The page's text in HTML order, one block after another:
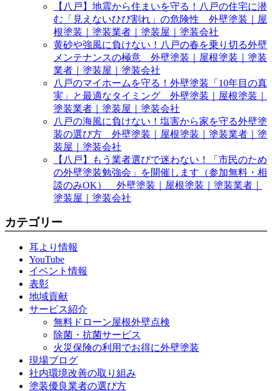
【八戸】地震から住まいを守る！八戸の住宅に潜
む「見えないひび割れ」の危険性 外壁塗装｜屋
根塗装｜塗装業者｜塗装屋｜塗装会社
黄砂や強風に負けない！八戸の春を乗り切る外壁
メンテナンスの極意 外壁塗装｜屋根塗装｜塗装
業者｜塗装屋｜塗装会社
八戸のマイホームを守る！外壁塗装「10年目の真
実」と最適なタイミング 外壁塗装｜屋根塗装｜
塗装業者｜塗装屋｜塗装会社
八戸の海風に負けない！塩害から家を守る外壁塗
装の選び方 外壁塗装｜屋根塗装｜塗装業者｜塗
装屋｜塗装会社
【八戸】もう業者選びで迷わない！「市民のため
の外壁塗装勉強会」を開催します（参加無料・相
談のみOK） 外壁塗装｜屋根塗装｜塗装業者｜
塗装屋｜塗装会社
カテゴリー
耳より情報
YouTube
イベント情報
表彰
地域貢献
サービス紹介
無料ドローン屋根外壁点検
除菌・抗菌サービス
火災保険の利用でお得に外壁塗装
現場ブログ
社内環境改善の取り組み
塗装優良業者の選び方